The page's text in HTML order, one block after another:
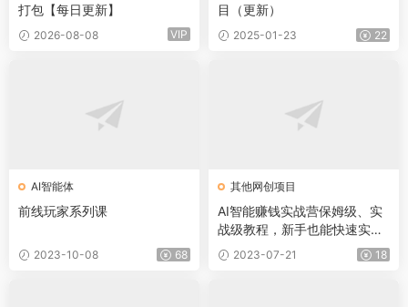
打包【每日更新】
2026-08-08 VIP
目（更新）
2025-01-23 22
AI智能体
前线玩家系列课
2023-10-08 68
其他网创项目
AI智能赚钱实战营保姆级、实
战级教程，新手也能快速实现
赚钱2023-07-21 18